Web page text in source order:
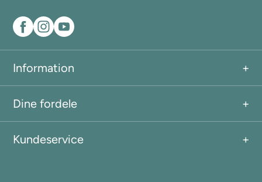
Information
Dine fordele
Kundeservice